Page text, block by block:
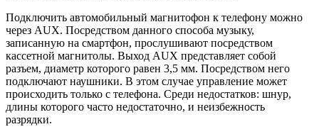
Подключить автомобильный магнитофон к телефону можно
через AUX. Посредством данного способа музыку,
записанную на смартфон, прослушивают посредством
кассетной магнитолы. Выход AUX представляет собой
разъем, диаметр которого равен 3,5 мм. Посредством него
подключают наушники. В этом случае управление может
происходить только с телефона. Среди недостатков: шнур,
длины которого часто недостаточно, и неизбежность
разрядки.